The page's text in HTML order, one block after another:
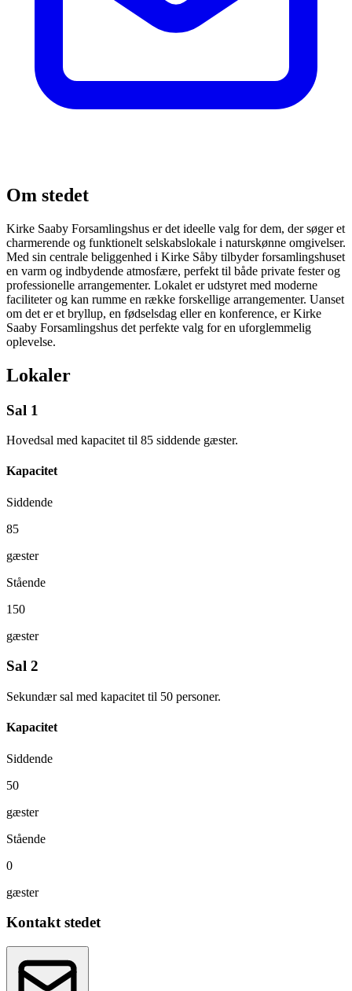
Om stedet
Kirke Saaby Forsamlingshus er det ideelle valg for dem, der søger et
charmerende og funktionelt selskabslokale i naturskønne omgivelser.
Med sin centrale beliggenhed i Kirke Såby tilbyder forsamlingshuset
en varm og indbydende atmosfære, perfekt til både private fester og
professionelle arrangementer. Lokalet er udstyret med moderne
faciliteter og kan rumme en række forskellige arrangementer. Uanset
om det er et bryllup, en fødselsdag eller en konference, er Kirke
Saaby Forsamlingshus det perfekte valg for en uforglemmelig
oplevelse.
Lokaler
Sal 1
Hovedsal med kapacitet til 85 siddende gæster.
Kapacitet
Siddende
85
gæster
Stående
150
gæster
Sal 2
Sekundær sal med kapacitet til 50 personer.
Kapacitet
Siddende
50
gæster
Stående
0
gæster
Kontakt stedet